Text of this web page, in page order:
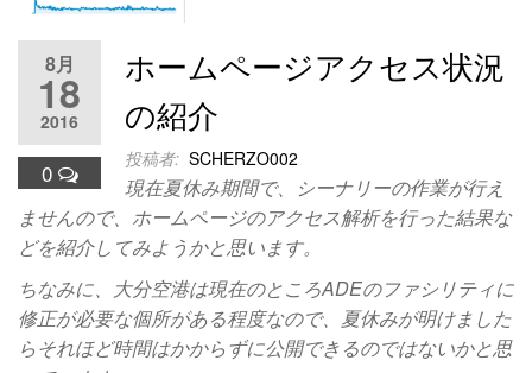
8月
18
2016
0
ホームページアクセス状況
の紹介
投稿者: SCHERZO002
現在夏休み期間で、シーナリーの作業が行え
ませんので、ホームページのアクセス解析を行った結果な
どを紹介してみようかと思います。
ちなみに、大分空港は現在のところADEのファシリティに
修正が必要な個所がある程度なので、夏休みが明けました
らそれほど時間はかからずに公開できるのではないかと思